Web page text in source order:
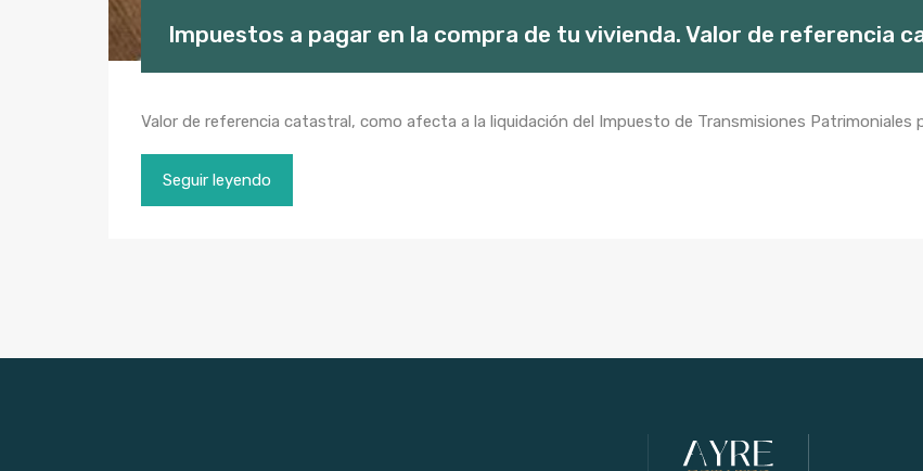
Impuestos a pagar en la compra de tu vivienda. Valor de referencia
Valor de referencia catastral, como afecta a la liquidación del Impuesto de Transmisiones Patrimoniales
Seguir leyendo